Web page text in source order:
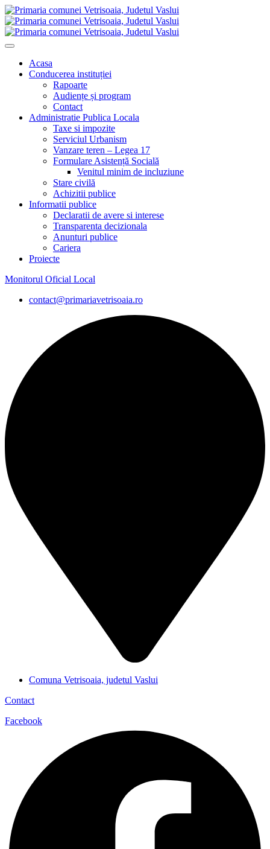
Acasa
Conducerea instituției
Rapoarte
Audiențe și program
Contact
Administratie Publica Locala
Taxe si impozite
Serviciul Urbanism
Vanzare teren – Legea 17
Formulare Asistență Socială
Venitul minim de incluziune
Stare civilă
Achizitii publice
Informatii publice
Declaratii de avere si interese
Transparenta decizionala
Anunturi publice
Cariera
Proiecte
Monitorul Oficial Local
contact@primariavetrisoaia.ro
Comuna Vetrisoaia, judetul Vaslui
Contact
Facebook